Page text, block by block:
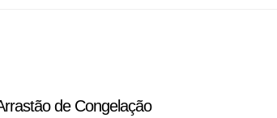
de Congelação